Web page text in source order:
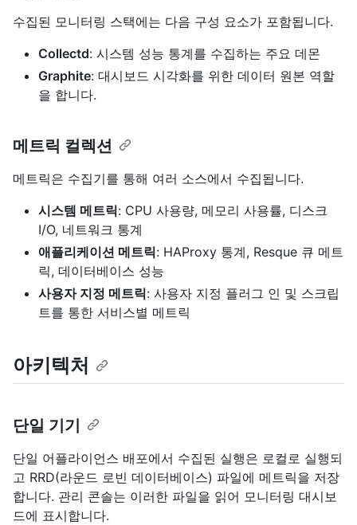
수집된 모니터링 스택에는 다음 구성 요소가 포함됩니다.
Collectd: 시스템 성능 통계를 수집하는 주요 데몬
Graphite: 대시보드 시각화를 위한 데이터 원본 역할
을 합니다.
메트릭 컬렉션
메트릭은 수집기를 통해 여러 소스에서 수집됩니다.
시스템 메트릭: CPU 사용량, 메모리 사용률, 디스크
I/O, 네트워크 통계
애플리케이션 메트릭: HAProxy 통계, Resque 큐 메트
릭, 데이터베이스 성능
사용자 지정 메트릭: 사용자 지정 플러그 인 및 스크립
트를 통한 서비스별 메트릭
아키텍처
단일 기기
단일 어플라이언스 배포에서 수집된 실행은 로컬로 실행되
고 RRD(라운드 로빈 데이터베이스) 파일에 메트릭을 저장
합니다. 관리 콘솔는 이러한 파일을 읽어 모니터링 대시보
드에 표시합니다.